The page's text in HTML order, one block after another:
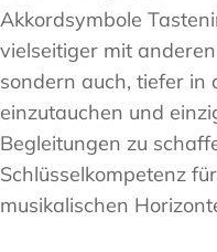
Akkordsymbole
vielseitiger mit
sondern auch, tiefer in
einzutauchen und
Begleitungen zu
Schlüsselkompetenz
musikalischen